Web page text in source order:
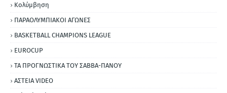
Κολύμβηση
ΠΑΡΑΟΛΥΜΠΙΑΚΟΙ ΑΓΩΝΕΣ
BASKETBALL CHAMPIONS LEAGUE
EUROCUP
ΤΑ ΠΡΟΓΝΩΣΤΙΚΑ ΤΟΥ ΣΑΒΒΑ-ΠΑΝΟΥ
ΑΣΤΕΙΑ VIDEO